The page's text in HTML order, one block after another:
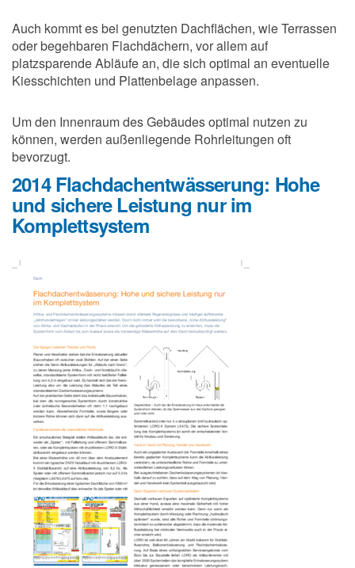
Auch kommt es bei genutzten Dachflächen, wie Terrassen
oder begehbaren Flachdächern, vor allem auf
platzsparende Abläufe an, die sich optimal an eventuelle
Kiesschichten und Plattenbelage anpassen.
Um den Innenraum des Gebäudes optimal nutzen zu
können, werden außenliegende Rohrleitungen oft
bevorzugt.
2014 Flachdachentwässerung: Hohe
und sichere Leistung nur im
Komplettsystem